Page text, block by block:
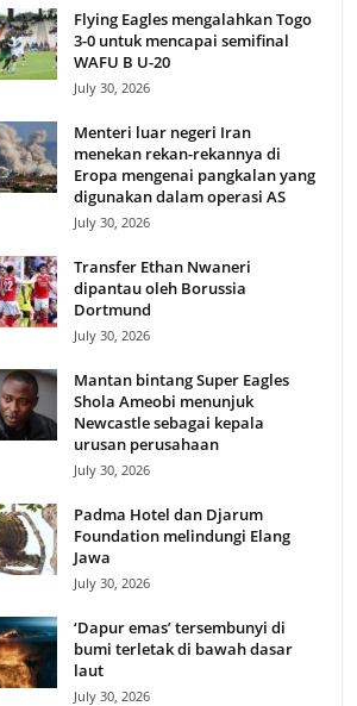
Flying Eagles mengalahkan Togo
3-0 untuk mencapai semifinal
WAFU B U-20
July 30, 2026
Menteri luar negeri Iran
menekan rekan-rekannya di
Eropa mengenai pangkalan yang
digunakan dalam operasi AS
July 30, 2026
Transfer Ethan Nwaneri
dipantau oleh Borussia
Dortmund
July 30, 2026
Mantan bintang Super Eagles
Shola Ameobi menunjuk
Newcastle sebagai kepala
urusan perusahaan
July 30, 2026
Padma Hotel dan Djarum
Foundation melindungi Elang
Jawa
July 30, 2026
‘Dapur emas’ tersembunyi di
bumi terletak di bawah dasar
laut
July 30, 2026